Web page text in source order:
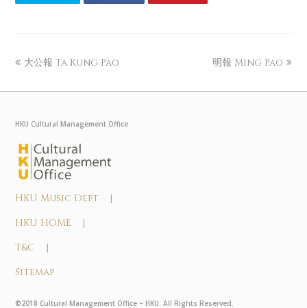
大公報 Ta Kung Pao 明報 Ming Pao
HKU Cultural Management Office
HKU Music Dept |
HKU HOME |
T&C |
Sitemap
©2018 Cultural Management Office – HKU. All Rights Reserved.